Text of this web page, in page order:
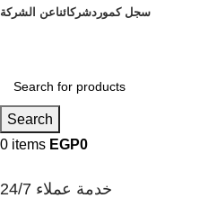
عن الشركةشركائناسجل كمورد
Search
0 items EGP0
خدمة عملاء 24/7